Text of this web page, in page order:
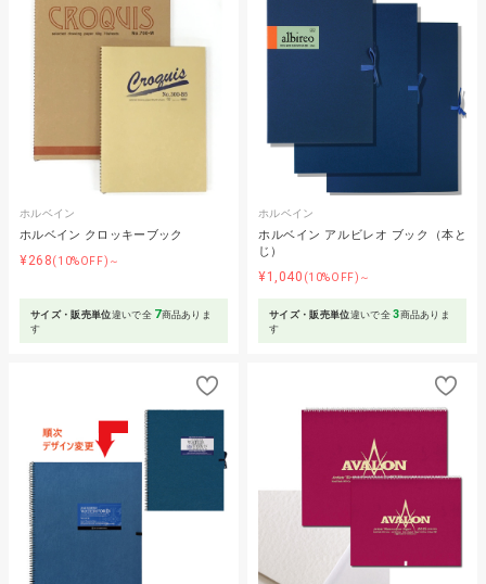
ホルベイン
ホルベイン クロッキーブック
¥268(10%OFF)～
サイズ・販売単位違いで全 7商品ありま
す
ホルベイン
ホルベイン アルビレオ ブック（本と
じ）
¥1,040 (10%OFF)～
サイズ・販売単位違いで全3商品ありま
す